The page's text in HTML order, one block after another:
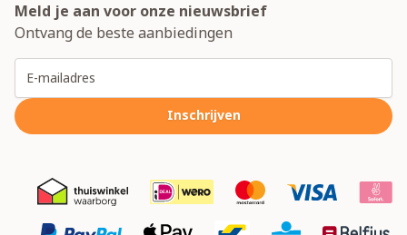
Meld je aan voor onze nieuwsbrief
Ontvang de beste aanbiedingen
Inschrijven